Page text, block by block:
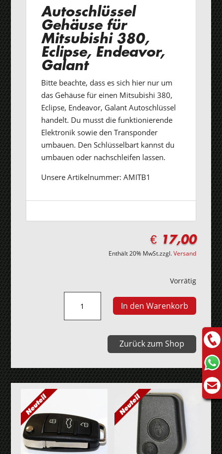
Autoschlüssel
Gehäuse für
Mitsubishi 380,
Eclipse, Endeavor,
Galant
Bitte beachte, dass es sich hier nur um
das Gehäuse für einen Mitsubishi 380,
Eclipse, Endeavor, Galant Autoschlüssel
handelt. Du musst die funktionierende
Elektronik sowie den Transponder
umbauen. Den Schlüsselbart kannst du
umbauen oder nachschleifen lassen.
Unsere Artikelnummer: AMITB1
€ 17,00
Enthält 20% MwSt.zzgl.Versand
Vorrätig
Eclipse,
Gehäuse
Menge
In den Warenkorb
Zurück zum Shop